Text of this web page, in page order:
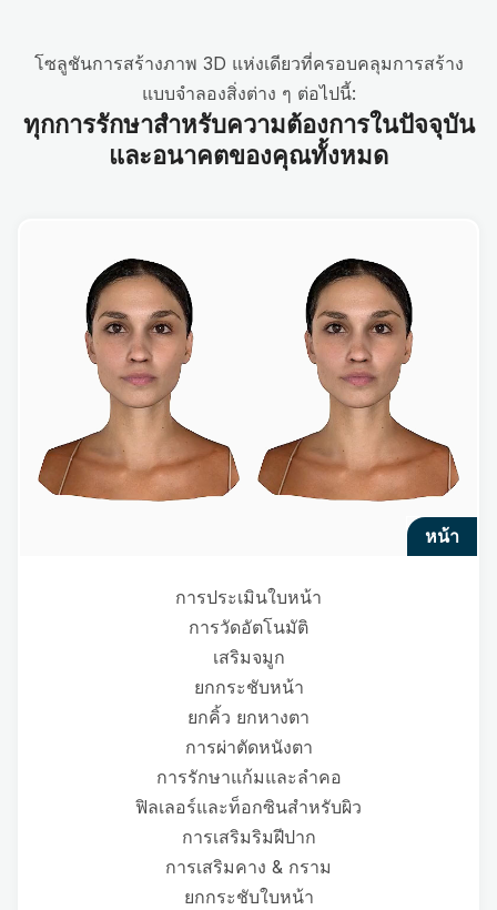
โซลูชันการสร้างภาพ 3D แห่งเดียวที่ครอบคลุมการสร้าง
แบบจำลองสิ่งต่าง ๆ ต่อไปนี้:
ทุกการรักษาสำหรับความต้องการในปัจจุบัน
และอนาคตของคุณทั้งหมด
หน้า
การประเมินใบหน้า
การวัดอัตโนมัติ
เสริมจมูก
ยกกระชับหน้า
ยกคิ้ว ยกหางตา
การผ่าตัดหนังตา
การรักษาแก้มและลำคอ
ฟิลเลอร์และท็อกซินสำหรับผิว
การเสริมริมฝีปาก
การเสริมคาง & กราม
ยกกระชับใบหน้า